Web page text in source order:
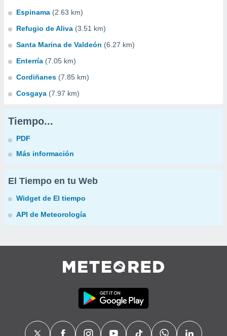
Espinama (2.63 km)
Refugio de Aliva (3.51 km)
Santa Marina de Valdeón (6.27 km)
Enterría (7.05 km)
Cordiñanes (7.85 km)
Cosgaya (7.97 km)
Tiempo...
PDF
Más información
El Tiempo en tu Web
Widget de El tiempo
API de Meteorología